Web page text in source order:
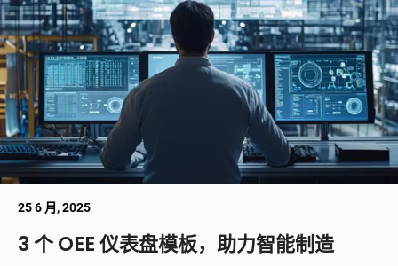
25 6 月, 2025
3 个 OEE 仪表盘模板，助力智能制造